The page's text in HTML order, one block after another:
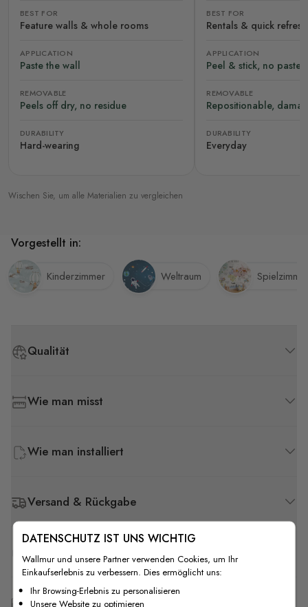
BEST FOR
Feature walls & whole rooms
APPLICATION
Paste the wall
REMOVABLE
Peels off dry, no residue
DURABILITY
Hard-wearing
BEST FOR
Rentals & quick
APPLICATION
Peel & stick, no paste
REMOVABLE
Repositionable,
DURABILITY
Everyday
Wischen Sie, um alle Materialien zu vergleichen
Qualität
Wie man misst
Wie man installiert
Versand & Rückgabe
F.A.Q
Kostenlose Anpassung
Vorgestellt in:
Kinderzimmer Weltraum
DATENSCHUTZ IST UNS WICHTIG
Wallmur und unsere Partner verwenden Cookies, um Ihr
Einkaufserlebnis zu verbessern. Dies ermöglicht uns:
Ihr Browsing-Erlebnis zu personalisieren
Unsere Website zu optimieren